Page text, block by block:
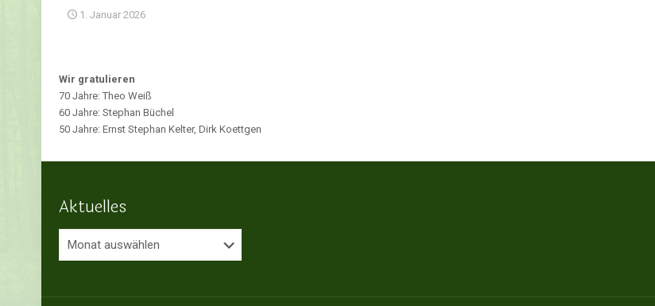
1. Januar 2026
Wir gratulieren
70 Jahre: Theo Weiß
60 Jahre: Stephan Büchel
50 Jahre: Ernst Stephan Kelter, Dirk Koettgen
Aktuelles